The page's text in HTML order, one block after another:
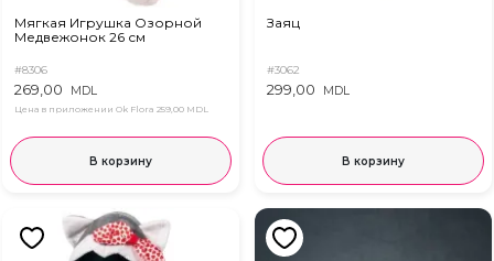
Мягкая Игрушка Озорной
Медвежонок 26 см
#8306
269,00 MDL
Цена в приложении Ok Flora 259,00 MDL
В корзину
Заяц
#3062
299,00 MDL
В корзину